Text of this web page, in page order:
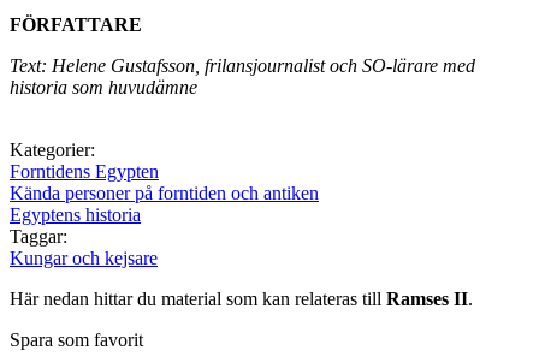
FÖRFATTARE
Text: Helene Gustafsson, frilansjournalist och SO-lärare med
historia som huvudämne
Kategorier:
Forntidens Egypten
Kända personer på forntiden och antiken
Egyptens historia
Taggar:
Kungar och kejsare
Här nedan hittar du material som kan relateras till Ramses II.
Spara som favorit